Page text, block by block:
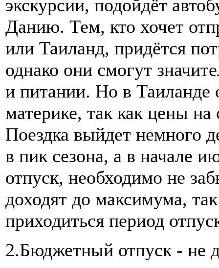
экскурсии, подойдёт
Данию. Тем, кто хочет
или Таиланд, придётся
однако они смогут
и питании. Но в Таиланде
материке, так как цены
Поездка выйдет немного
в пик сезона, а в начале
отпуск, необходимо не
доходят до максимума,
приходиться период
2.Бюджетный отпуск - не